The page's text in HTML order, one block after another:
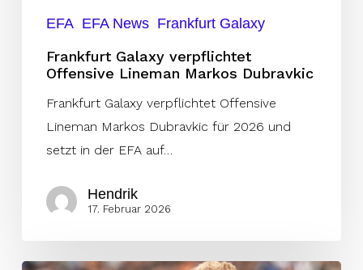
EFA EFA News Frankfurt Galaxy
Frankfurt Galaxy verpflichtet
Offensive Lineman Markos Dubravkic
Frankfurt Galaxy verpflichtet Offensive
Lineman Markos Dubravkic für 2026 und
setzt in der EFA auf…
Hendrik
17. Februar 2026